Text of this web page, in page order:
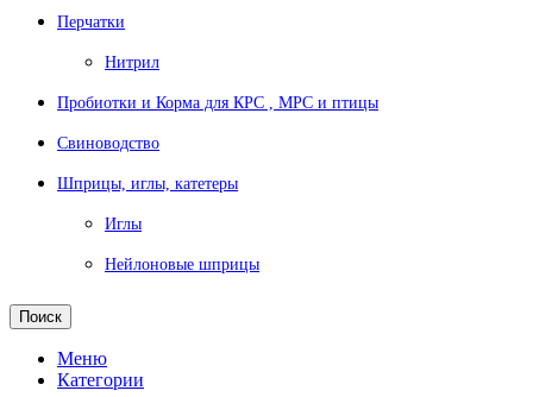
Перчатки
Нитрил
Пробиотки и Корма для КРС , МРС и птицы
Свиноводство
Шприцы, иглы, катетеры
Иглы
Нейлоновые шприцы
Поиск
Меню
Категории